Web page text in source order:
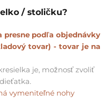
/ stoličku?
presne podľa objednávky
tovar) - tovar je na
je, možnosť zvoliť
vymeniteľné nohy